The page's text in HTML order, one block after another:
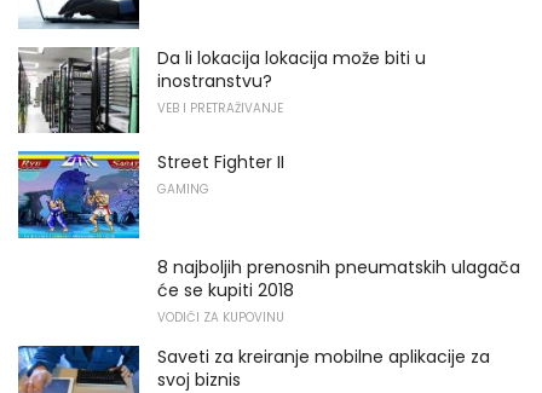
Da li lokacija lokacija može biti u
inostranstvu?
VEB I PRETRAŽIVANJE
Street Fighter II
GAMING
8 najboljih prenosnih pneumatskih ulagača
će se kupiti 2018
VODIČI ZA KUPOVINU
Saveti za kreiranje mobilne aplikacije za
svoj biznis